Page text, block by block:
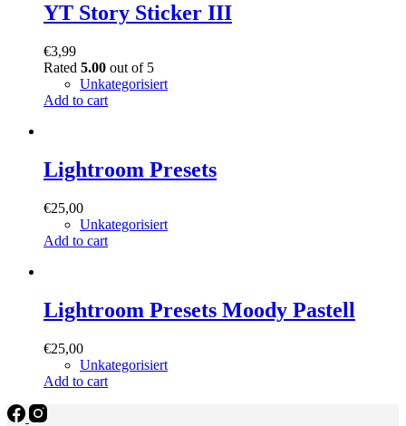
YT Story Sticker III
€3,99
Rated 5.00 out of 5
Unkategorisiert
Add to cart
Lightroom Presets
€25,00
Unkategorisiert
Add to cart
Lightroom Presets Moody Pastell
€25,00
Unkategorisiert
Add to cart